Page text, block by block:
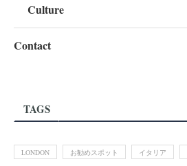
Culture
Contact
TAGS
LONDON お勧めスポット イタリア